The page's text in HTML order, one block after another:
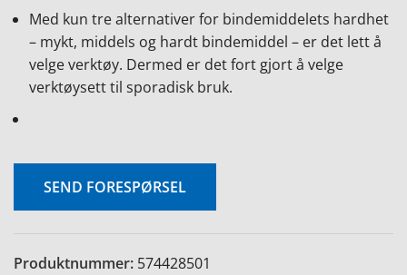
Med kun tre alternativer for bindemiddelets hardhet
– mykt, middels og hardt bindemiddel – er det lett å
velge verktøy. Dermed er det fort gjort å velge
verktøysett til sporadisk bruk.
SEND FORESPØRSEL
Produktnummer: 574428501